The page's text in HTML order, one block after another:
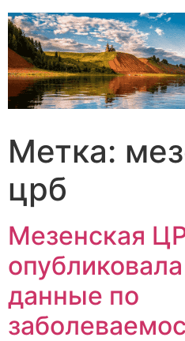
Перейти
содержимому
Метка:
црб
Мезенская
данные по